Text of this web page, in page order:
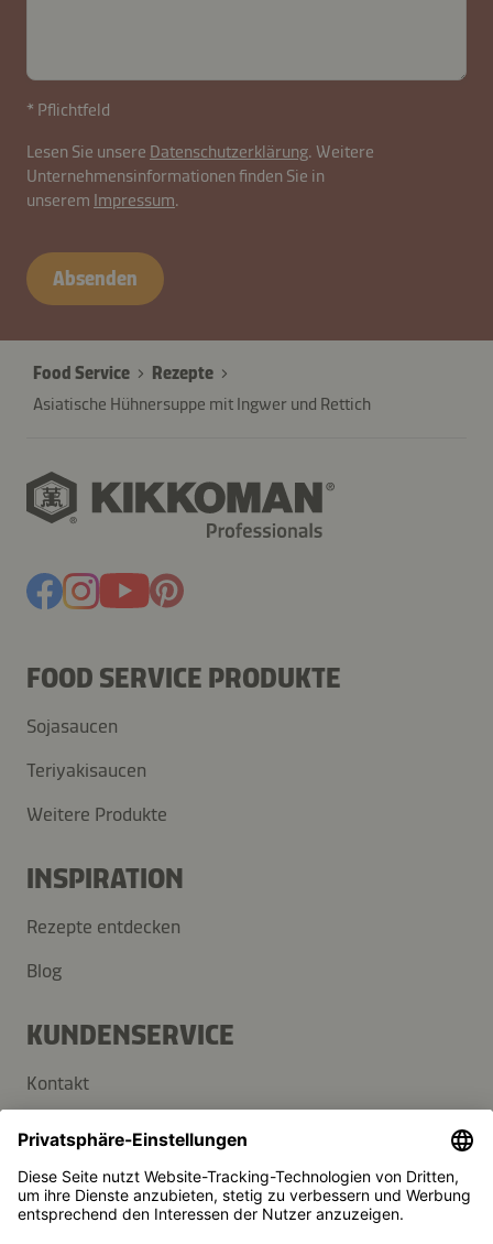
* Pflichtfeld
Lesen Sie unsere Datenschutzerklärung. Weitere
Unternehmensinformationen finden Sie in
unserem Impressum.
B2B-
26574-
Absenden
Food Service
Rezepte
Asiatische Hühnersuppe mit Ingwer und Rettich
FOOD SERVICE PRODUKTE
Sojasaucen
Teriyakisaucen
Weitere Produkte
INSPIRATION
Rezepte entdecken
Blog
KUNDENSERVICE
Kontakt
FAQ
Presse